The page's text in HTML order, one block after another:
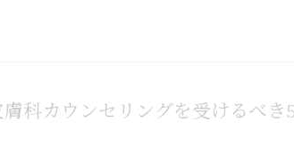
科カウンセリングを受けるべき